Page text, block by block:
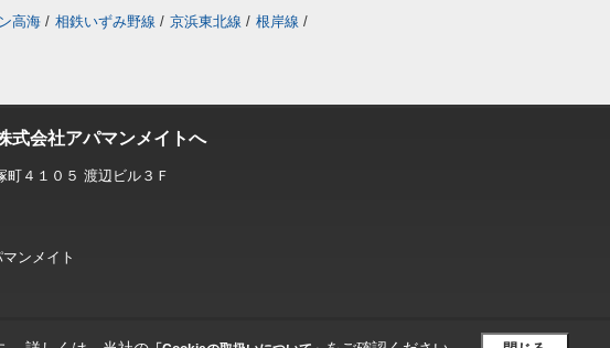
高海 / 相鉄いずみ野線 / 京浜東北線 / 根岸線 /
式会社アパマンメイトへ
町４１０５ 渡辺ビル３Ｆ
ンメイト